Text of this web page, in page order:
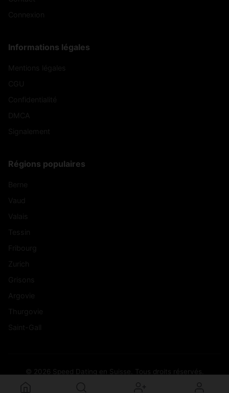
Informations légales
Régions populaires
© 2026 Speed Dating en Suisse. Tous droits réservés.